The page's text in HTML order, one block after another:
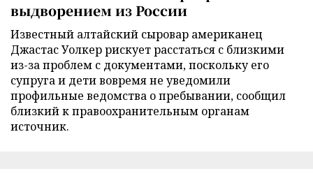
выдворением из России
Известный алтайский сыровар американец
Джастас Уолкер рискует расстаться с близкими
из-за проблем с документами, поскольку его
супруга и дети вовремя не уведомили
профильные ведомства о пребывании, сообщил
близкий к правоохранительным органам
источник.